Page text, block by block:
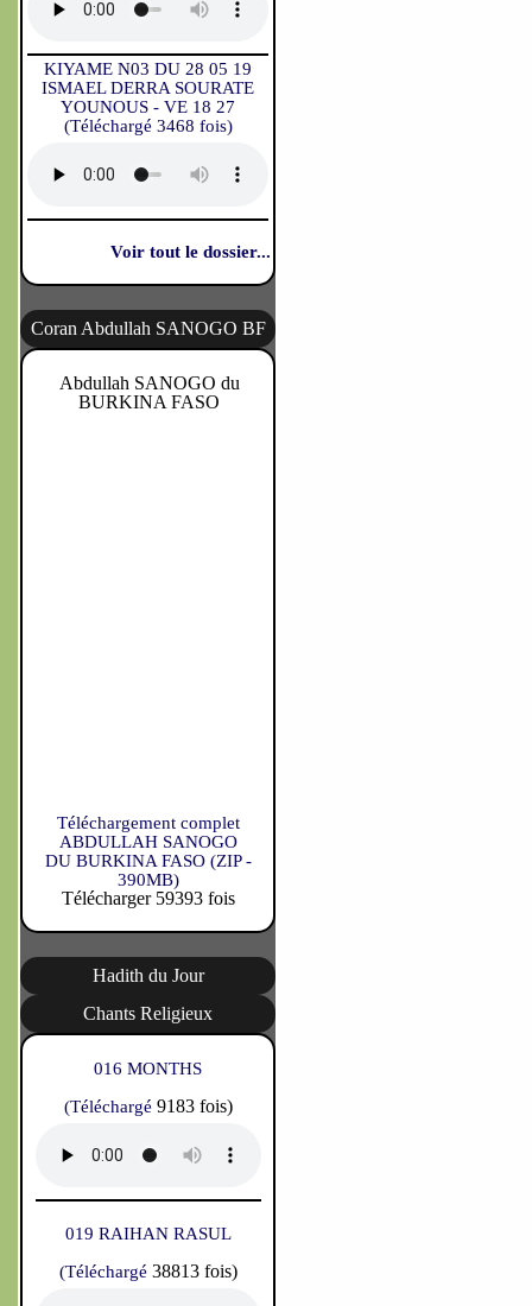
KIYAME N03 DU 28 05 19
ISMAEL DERRA SOURATE
YOUNOUS - VE 18 27
(Téléchargé 3468 fois)
Voir tout le dossier...
Coran Abdullah SANOGO BF
Abdullah SANOGO du
BURKINA FASO
Téléchargement complet
ABDULLAH SANOGO
DU BURKINA FASO (ZIP -
390MB)
Télécharger 59393 fois
Hadith du Jour
Chants Religieux
016 MONTHS
(Téléchargé 9183 fois)
019 RAIHAN RASUL
(Téléchargé 38813 fois)